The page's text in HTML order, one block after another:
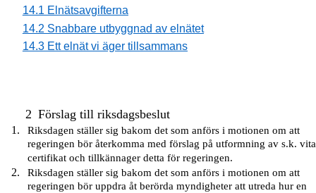
14.1 Elnätsavgifterna
14.2 Snabbare utbyggnad av elnätet
14.3 Ett elnät vi äger tillsammans
2 Förslag till riksdagsbeslut
Riksdagen ställer sig bakom det som anförs i motionen om att
regeringen bör återkomma med förslag på utformning av s.k. vita
certifikat och tillkännager detta för regeringen.
Riksdagen ställer sig bakom det som anförs i motionen om att
regeringen bör uppdra åt berörda myndigheter att utreda hur en